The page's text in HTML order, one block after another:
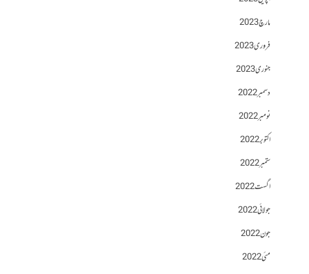
مارچ 2023
فروری 2023
جنوری 2023
دسمبر 2022
نومبر 2022
اکتوبر 2022
ستمبر 2022
اگست 2022
جولائی 2022
جون 2022
مئی 2022